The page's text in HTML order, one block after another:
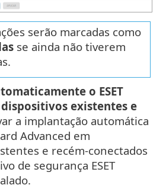
serão marcadas como
se ainda não tiverem
o ESET
existentes e
a implantação automática
Advanced em
e recém-conectados
de segurança ESET